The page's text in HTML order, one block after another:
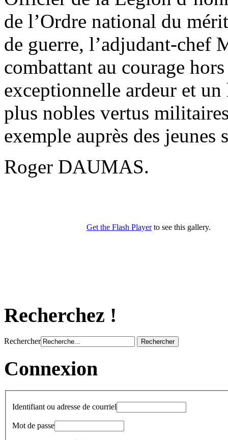
de l’Ordre national du
de guerre, l’adjudant-chef
combattant au courage
exceptionnelle ardeur et
plus nobles vertus
exemple auprès des jeunes
Roger DAUMAS.
Recherchez !
Rechercher
Connexion
Identifiant ou adresse de courriel
Mot de passe